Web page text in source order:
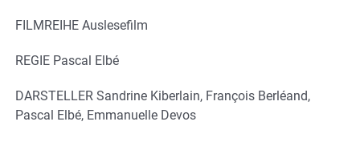
FILMREIHE Auslesefilm
REGIE Pascal Elbé
DARSTELLER Sandrine Kiberlain, François Berléand,
Pascal Elbé, Emmanuelle Devos